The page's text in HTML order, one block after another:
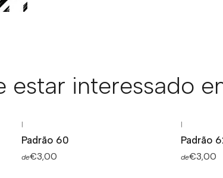
estar interessado
|
Padrão 60
de€3,00
|
Padrão
de€3,00